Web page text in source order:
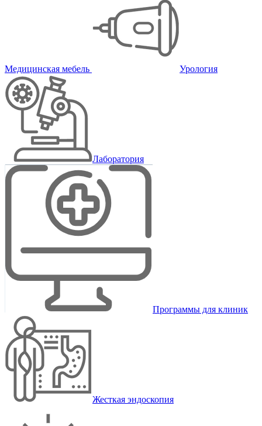
Медицинская мебель Урология
Лаборатория
Программы для клиник
Жесткая эндоскопия